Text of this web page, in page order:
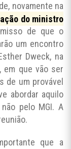
novamente na
do ministro
de que o
um encontro
Dweck, na
em que vão ser
de um provável
abordar aquilo
pelo MGI. A
que a